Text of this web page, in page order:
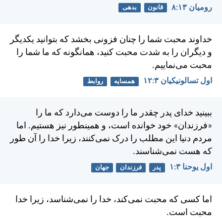
رومیان ۱۳:‏۸ قانون بدهی
خداوند محبت شما را چنان فزونی بخشد كه بتوانيد يكديگر
و ديگران را به شدت محبت كنيد، همانگونه كه ما شما را
محبت می‌نماييم.
اول تسالونيکیان ۳:‏۱۲ همسایه روابط
ببينيد خدای پدر چقدر ما را دوست می‌دارد كه ما را
«فرزندان» خود خوانده است، و همينطور نيز هستيم. اما
مردم دنيا اين مطلب را درک نمی‌كنند، زيرا خدا را آن طور
كه هست نمی‌شناسند.
اول يوحنا ۳:‏۱ پدر فرزندان جهان
اما كسی كه محبت نمی‌كند، خدا را نمی‌شناسد، زيرا خدا
محبت است.